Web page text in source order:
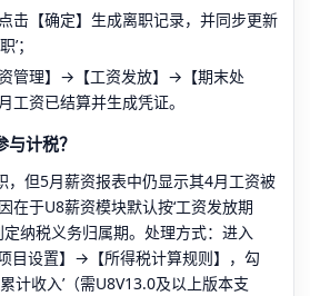
击【确定】生成离职记录，并同步更新
；
管理】→【工资发放】→【期末处
工资已结算并生成凭证。
计税？
，但5月薪资报表中仍显示其4月工资被
在于U8薪资模块默认按‘工资发放期
定纳税义务归属期。处理方式：进入
目设置】→【所得税计算规则】，勾
计收入’（需U8V13.0及以上版本支